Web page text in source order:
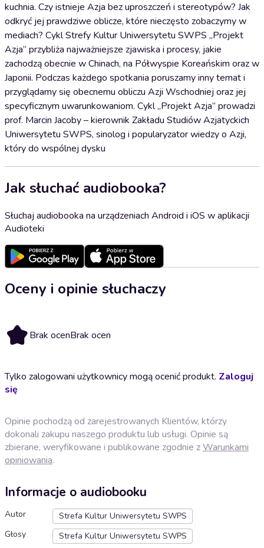
kuchnia. Czy istnieje Azja bez uproszczeń i stereotypów? Jak
odkryć jej prawdziwe oblicze, które nieczęsto zobaczymy w
mediach? Cykl Strefy Kultur Uniwersytetu SWPS „Projekt
Azja” przybliża najważniejsze zjawiska i procesy, jakie
zachodzą obecnie w Chinach, na Półwyspie Koreańskim oraz w
Japonii. Podczas każdego spotkania poruszamy inny temat i
przyglądamy się obecnemu obliczu Azji Wschodniej oraz jej
specyficznym uwarunkowaniom. Cykl „Projekt Azja” prowadzi
prof. Marcin Jacoby – kierownik Zakładu Studiów Azjatyckich
Uniwersytetu SWPS, sinolog i popularyzator wiedzy o Azji,
który do wspólnej dysku
Jak słuchać audiobooka?
Słuchaj audiobooka na urządzeniach Android i iOS w aplikacji
Audioteki
Oceny i opinie słuchaczy
Brak ocenBrak ocen
Tylko zalogowani użytkownicy mogą ocenić produkt. Zaloguj
się
Opinie pochodzą od zarejestrowanych Klientów, którzy
dokonali zakupu naszego produktu lub usługi. Opinie są
zbierane, weryfikowane i publikowane zgodnie zWarunkami
opiniowania.
Informacje o audiobooku
Autor
Strefa Kultur Uniwersytetu SWPS
Głosy
Strefa Kultur Uniwersytetu SWPS